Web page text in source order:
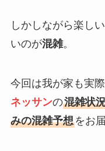
しかしながら楽し
いのが混雑。
今回は我が家も実
ネッサンの混雑状
みの混雑予想をお